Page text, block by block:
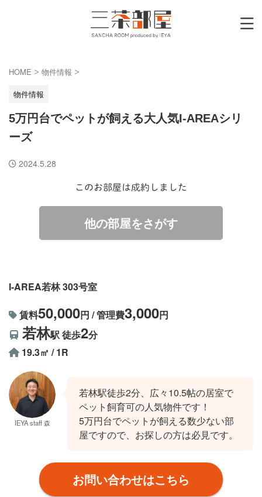
HOME > 物件情報 >
物件情報
5万円台でペットが飼える大人気I-AREAシリ
ーズ
2024.5.28
このお部屋は成約しました
他の部屋をさがす
I-AREA若林 303号室
賃料50,000円 / 管理費3,000円
若林駅 徒歩2分
19.3㎡ / 1R
IEYA staff 森
若林駅徒歩2分、広々10.5帖の居室で
ペット飼育可の人気物件です！
5万円台でペットが飼える数少ない部
屋ですので、お探しの方は必見です。
お問い合わせはこちら